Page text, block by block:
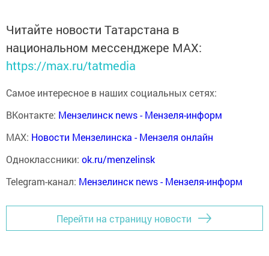
Читайте новости Татарстана в
национальном мессенджере MАХ:
https://max.ru/tatmedia
Самое интересное в наших социальных сетях:
ВКонтакте: Мензелинск news - Мензеля-информ
MAX: Новости Мензелинска - Мензеля онлайн
Одноклассники: ok.ru/menzelinsk
Telegram-канал: Мензелинск news - Мензеля-информ
Перейти на страницу новости